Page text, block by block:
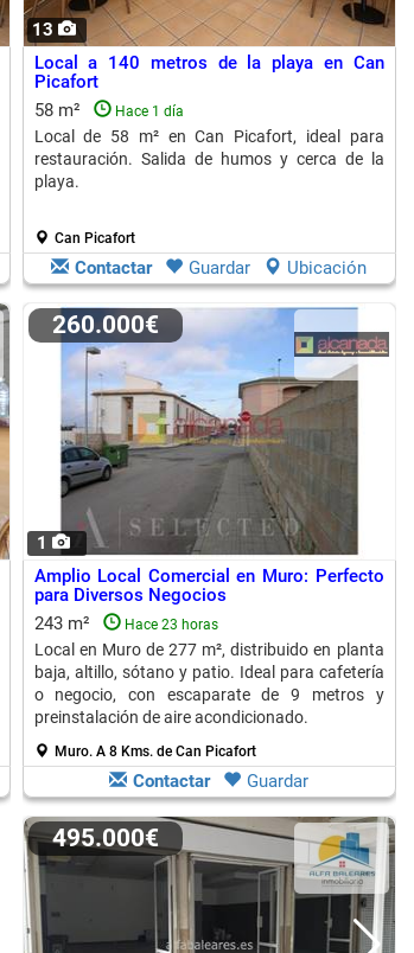
13
Local a 140 metros de la playa en Can
Picafort
58 m²
Hace 1 día
Local de 58 m² en Can Picafort, ideal para
restauración. Salida de humos y cerca de la
playa.
Can Picafort
Contactar Guardar Ubicación
1
260.000€
Amplio Local Comercial en Muro: Perfecto
para Diversos Negocios
243 m²
Hace 23 horas
Local en Muro de 277 m², distribuido en planta
baja, altillo, sótano y patio. Ideal para cafetería
o negocio, con escaparate de 9 metros y
preinstalación de aire acondicionado.
Muro. A 8 Kms. de Can Picafort
Contactar Guardar
495.000€